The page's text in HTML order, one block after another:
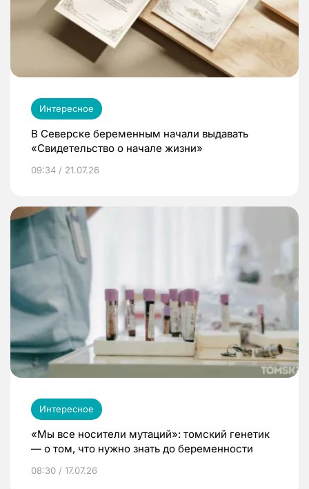
Интересное
В Северске беременным начали выдавать
«Свидетельство о начале жизни»
09:34 / 21.07.26
Интересное
«Мы все носители мутаций»: томский генетик
— о том, что нужно знать до беременности
08:30 / 17.07.26